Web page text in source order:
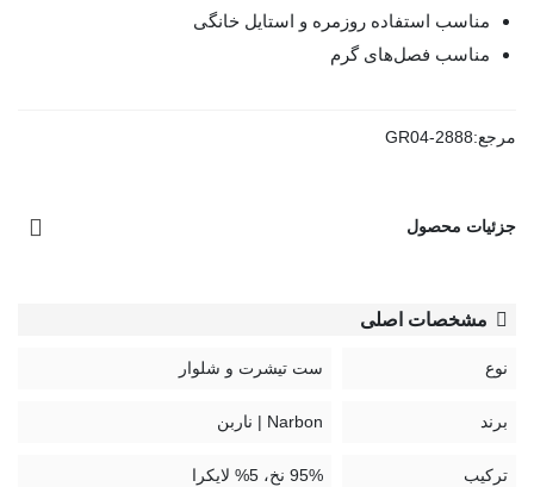
مناسب استفاده روزمره و استایل خانگی
مناسب فصل‌های گرم
مرجع:GR04-2888
جزئیات محصول
مشخصات اصلی
نوع ست تیشرت و شلوار
برند Narbon | ناربن
ترکیب 95% نخ، 5% لایکرا